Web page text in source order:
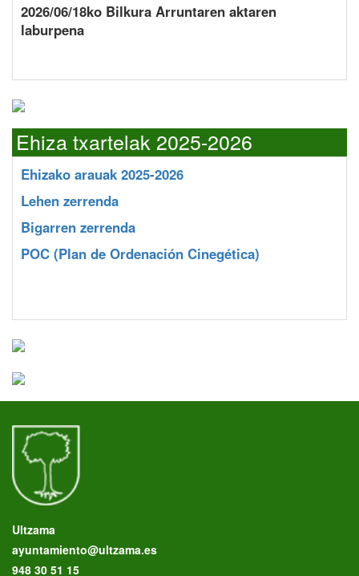
2026/06/18ko Bilkura Arruntaren aktaren
laburpena
Ehiza txartelak 2025-2026
Ehizako arauak 2025-2026
Lehen zerrenda
Bigarren zerrenda
POC (Plan de Ordenación Cinegética)
Ultzama
ayuntamiento@ultzama.es
948 30 51 15